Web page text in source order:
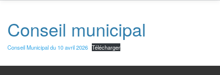
Conseil municipal
Conseil Municipal du 10 avril 2026 Télécharger